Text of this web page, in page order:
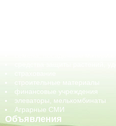
строительные материалы
финансовые учреждения
элеваторы, мелькомбинаты
Аграрные СМИ
Объявления